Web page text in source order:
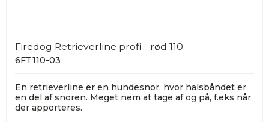
Firedog Retrieverline profi - rød 110
6FT110-03
En retrieverline er en hundesnor, hvor halsbåndet er
en del af snoren. Meget nem at tage af og på, f.eks når
der apporteres.